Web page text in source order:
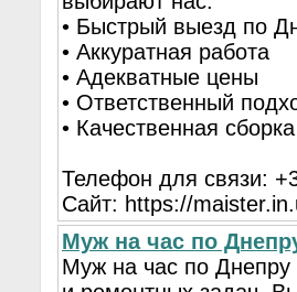
• Быстрый выезд по
• Аккуратная работа
• Адекватные цены
• Ответственный
• Качественная
Телефон для связи:
Сайт: https://
Муж на час по
Муж на час по